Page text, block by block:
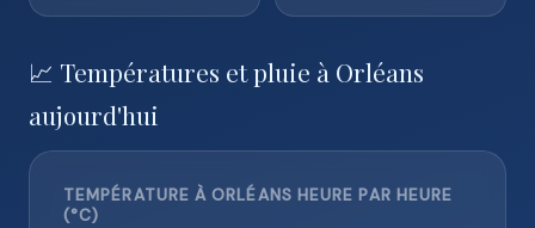
📈 Températures et pluie à Orléans
aujourd'hui
TEMPÉRATURE À ORLÉANS HEURE PAR HEURE
(°C)